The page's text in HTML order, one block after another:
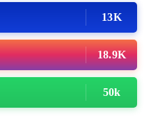
13K
18.9K
50k